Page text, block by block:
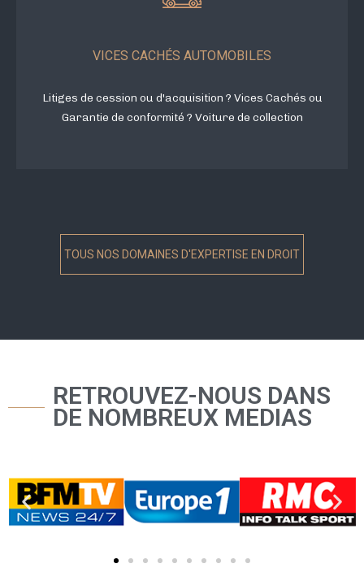
VICES CACHÉS AUTOMOBILES
Litiges de cession ou d'acquisition ? Vices Cachés ou
Garantie de conformité ? Voiture de collection
TOUS NOS DOMAINES D'EXPERTISE EN DROIT
RETROUVEZ-NOUS DANS
DE NOMBREUX MEDIAS